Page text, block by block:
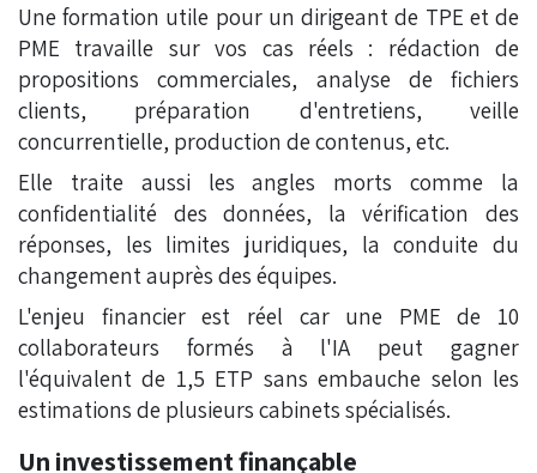
Une formation utile pour un dirigeant de TPE et de
PME travaille sur vos cas réels : rédaction de
propositions commerciales, analyse de fichiers
clients, préparation d'entretiens, veille
concurrentielle, production de contenus, etc.
Elle traite aussi les angles morts comme la
confidentialité des données, la vérification des
réponses, les limites juridiques, la conduite du
changement auprès des équipes.
L'enjeu financier est réel car une PME de 10
collaborateurs formés à l'IA peut gagner
l'équivalent de 1,5 ETP sans embauche selon les
estimations de plusieurs cabinets spécialisés.
Un investissement finançable